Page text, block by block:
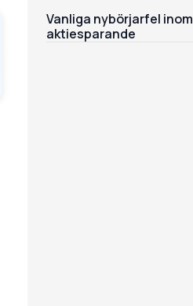
Vanliga nybörjarfel inom
aktiesparande